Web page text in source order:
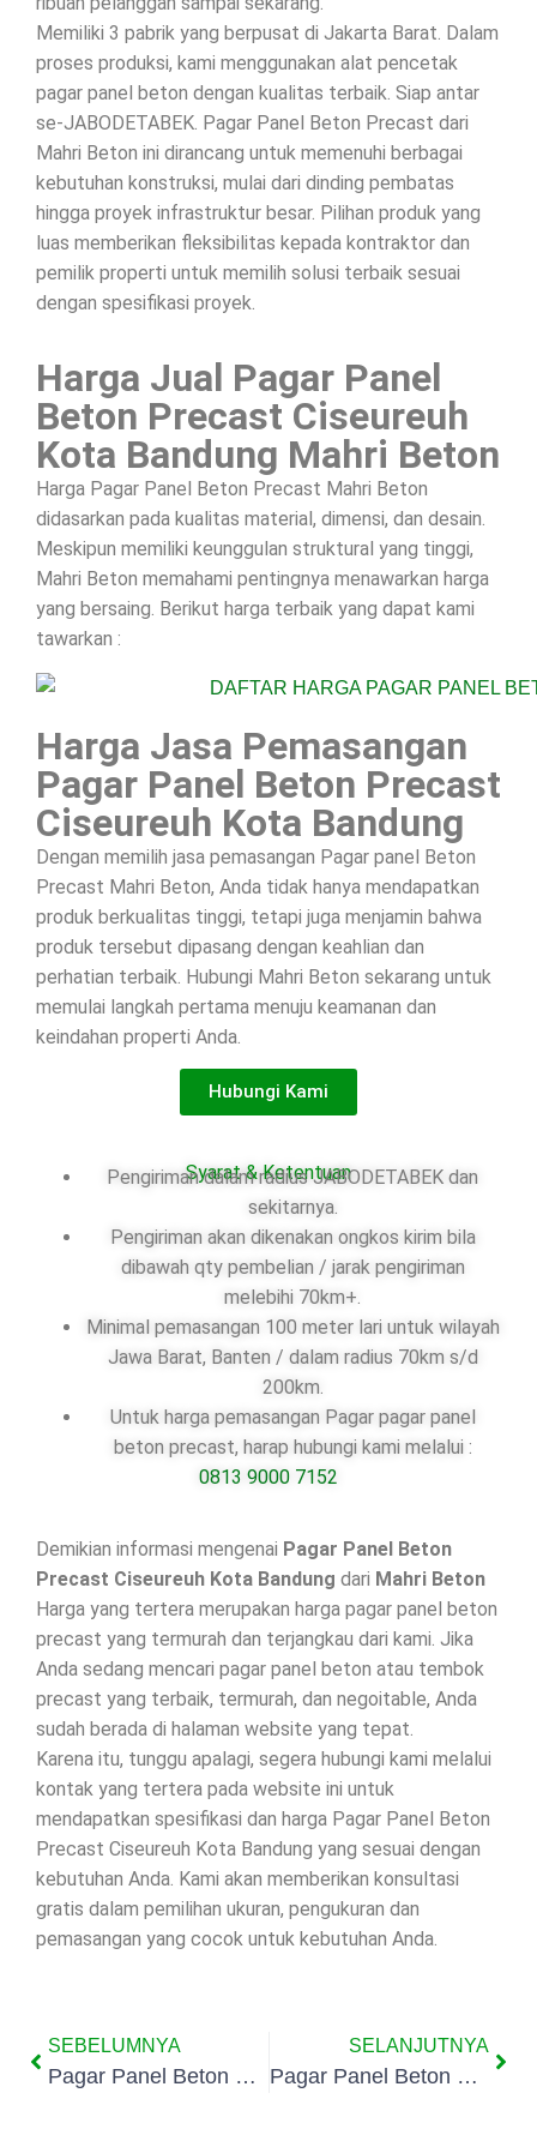
Memiliki 3 pabrik yang berpusat di Jakarta Barat. Dalam
proses produksi, kami menggunakan alat pencetak
pagar panel beton dengan kualitas terbaik. Siap antar
se-JABODETABEK. Pagar Panel Beton Precast dari
Mahri Beton ini dirancang untuk memenuhi berbagai
kebutuhan konstruksi, mulai dari dinding pembatas
hingga proyek infrastruktur besar. Pilihan produk yang
luas memberikan fleksibilitas kepada kontraktor dan
pemilik properti untuk memilih solusi terbaik sesuai
dengan spesifikasi proyek.
Harga Jual Pagar Panel
Beton Precast Ciseureuh
Kota Bandung Mahri Beton
Harga Pagar Panel Beton Precast Mahri Beton
didasarkan pada kualitas material, dimensi, dan desain.
Meskipun memiliki keunggulan struktural yang tinggi,
Mahri Beton memahami pentingnya menawarkan harga
yang bersaing. Berikut harga terbaik yang dapat kami
tawarkan :
Harga Jasa Pemasangan
Pagar Panel Beton Precast
Ciseureuh Kota Bandung
Dengan memilih jasa pemasangan Pagar panel Beton
Precast Mahri Beton, Anda tidak hanya mendapatkan
produk berkualitas tinggi, tetapi juga menjamin bahwa
produk tersebut dipasang dengan keahlian dan
perhatian terbaik. Hubungi Mahri Beton sekarang untuk
memulai langkah pertama menuju keamanan dan
keindahan properti Anda.
Hubungi Kami
Syarat & Ketentuan
Pengiriman dalam radius JABODETABEK dan
sekitarnya.
Pengiriman akan dikenakan ongkos kirim bila
dibawah qty pembelian / jarak pengiriman
melebihi 70km+.
Minimal pemasangan 100 meter lari untuk wilayah
Jawa Barat, Banten / dalam radius 70km s/d
200km.
Untuk harga pemasangan Pagar pagar panel
beton precast, harap hubungi kami melalui :
0813 9000 7152
Demikian informasi mengenai Pagar Panel Beton
Precast Ciseureuh Kota Bandung dari Mahri Beton
Harga yang tertera merupakan harga pagar panel beton
precast yang termurah dan terjangkau dari kami. Jika
Anda sedang mencari pagar panel beton atau tembok
precast yang terbaik, termurah, dan negoitable, Anda
sudah berada di halaman website yang tepat.
Karena itu, tunggu apalagi, segera hubungi kami melalui
kontak yang tertera pada website ini untuk
mendapatkan spesifikasi dan harga Pagar Panel Beton
Precast Ciseureuh Kota Bandung yang sesuai dengan
kebutuhan Anda. Kami akan memberikan konsultasi
gratis dalam pemilihan ukuran, pengukuran dan
pemasangan yang cocok untuk kebutuhan Anda.
SEBELUMNYA
Pagar Panel Beton Precast Cigereleng Kota Bandung
SELANJUTNYA
Pagar Panel Beton Precast Pasirluyu Kota Bandung